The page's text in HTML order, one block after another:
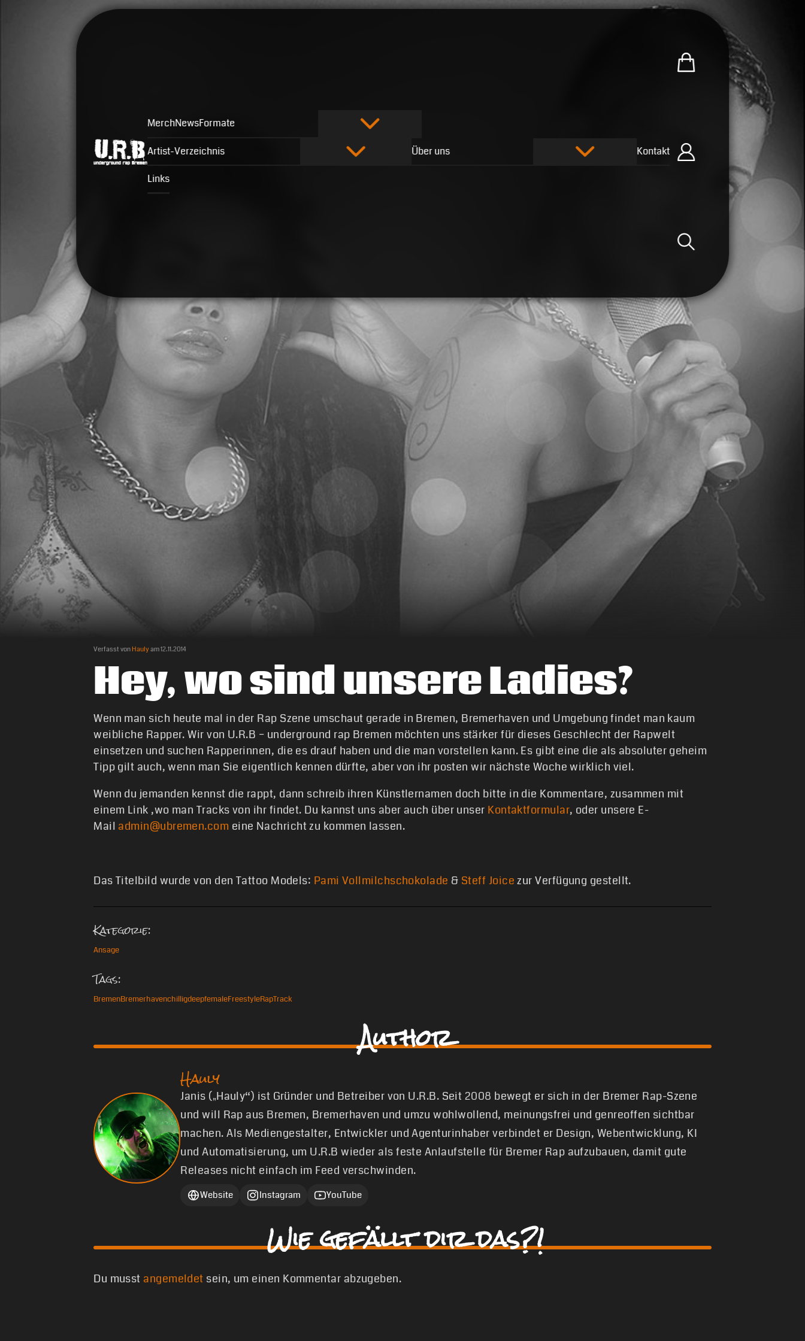
MerchNewsFormate
Artist-Verzeichnis Über uns Kontakt
Links
Zum U.R.B-Merchandise-
Einloggen
Suche öffnen
Verfasst von Haulyam12.11.2014
Hey, wo sind unsere Ladies?
Wenn man sich heute mal in der Rap Szene umschaut gerade in Bremen, Bremerhaven und Umgebung findet man kaum
weibliche Rapper. Wir von U.R.B – underground rap Bremen möchten uns stärker für dieses Geschlecht der Rapwelt
einsetzen und suchen Rapperinnen, die es drauf haben und die man vorstellen kann. Es gibt eine die als absoluter geheim
Tipp gilt auch, wenn man Sie eigentlich kennen dürfte, aber von ihr posten wir nächste Woche wirklich viel.
Wenn du jemanden kennst die rappt, dann schreib ihren Künstlernamen doch bitte in die Kommentare, zusammen mit
einem Link ,wo man Tracks von ihr findet. Du kannst uns aber auch über unser Kontaktformular, oder unsere E-
Mail admin@ubremen.com eine Nachricht zu kommen lassen.
Das Titelbild wurde von den Tattoo Models: Pami Vollmilchschokolade & Steff Joicezur Verfügung gestellt.
Kategorie:
Ansage
Tags:
BremenBremerhavenchilligdeepfemaleFreestyleRapTrack
Author
Hauly
Janis („Hauly“) ist Gründer und Betreiber von U.R.B. Seit 2008 bewegt er sich in der Bremer Rap-Szene
und will Rap aus Bremen, Bremerhaven und umzu wohlwollend, meinungsfrei und genreoffen sichtbar
machen. Als Mediengestalter, Entwickler und Agenturinhaber verbindet er Design, Webentwicklung, KI
und Automatisierung, um U.R.B wieder als feste Anlaufstelle für Bremer Rap aufzubauen, damit gute
Releases nicht einfach im Feed verschwinden.
Website Instagram YouTube
Wie gefällt dir das?!
Du musst angemeldet sein, um einen Kommentar abzugeben.